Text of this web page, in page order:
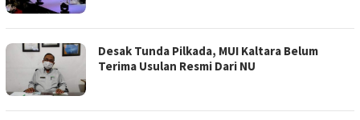
Desak Tunda Pilkada, MUI Kaltara Belum
Terima Usulan Resmi Dari NU